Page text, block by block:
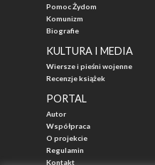
Pomoc Żydom
Komunizm
Biografie
KULTURA I MEDIA
Wiersze i pieśni wojenne
Recenzje książek
PORTAL
Autor
Współpraca
O projekcie
Regulamin
Kontakt